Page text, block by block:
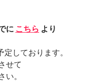
に こちら より
定しております。
せて
い。